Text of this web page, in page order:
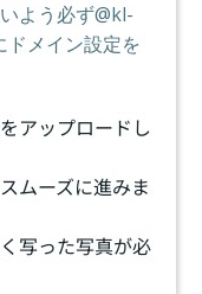
よう必ず@kl-
メイン設定を
アップロードし
ムーズに進みま
写った写真が必